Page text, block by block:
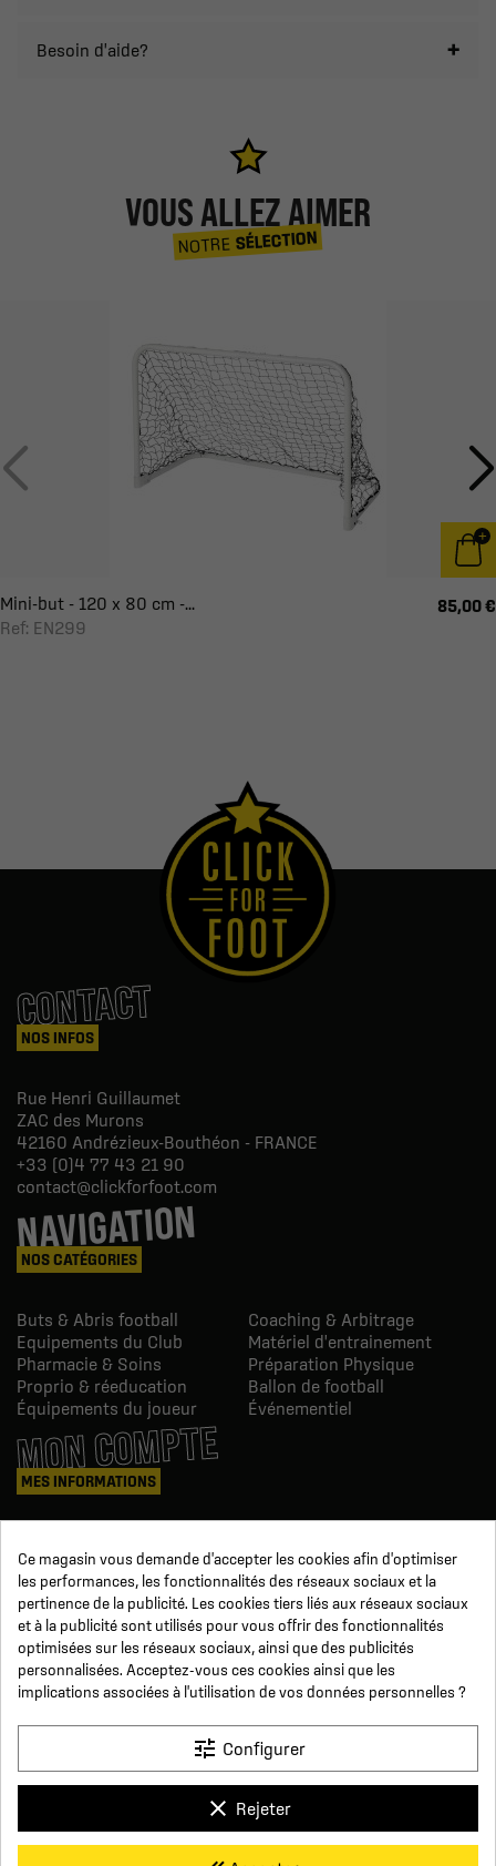
Besoin d'aide?
VOUS ALLEZ AIMER
NOTRESÉLECTION
Mini-but - 120 x 80 cm -...
Ref: EN299
85,00 €
CONTACT
NOS INFOS
Rue Henri Guillaumet
ZAC des Murons
42160 Andrézieux-Bouthéon - FRANCE
+33 (0)4 77 43 21 90
contact@clickforfoot.com
NAVIGATION
NOS CATÉGORIES
Buts & Abris football
Coaching & Arbitrage
Equipements du Club
Matériel d'entrainement
Pharmacie & Soins
Préparation Physique
Proprio & réeducation
Ballon de football
Équipements du joueur
Événementiel
MON COMPTE
MES INFORMATIONS
Avoirs
Informations
Suivi de commande
Devenez revendeur
NOUS SUIVRE
SUR LES RÉSEAUX
Click For Foot x
Ce magasin vous demande d'accepter les cookies afin d'optimiser
les performances, les fonctionnalités des réseaux sociaux et la
pertinence de la publicité. Les cookies tiers liés aux réseaux sociaux
et à la publicité sont utilisés pour vous offrir des fonctionnalités
optimisées sur les réseaux sociaux, ainsi que des publicités
personnalisées. Acceptez-vous ces cookies ainsi que les
implications associées à l'utilisation de vos données personnelles ?
tune Configurer
clear Rejeter